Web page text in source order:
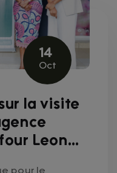
14
Oct
la visite
Leon
pour le